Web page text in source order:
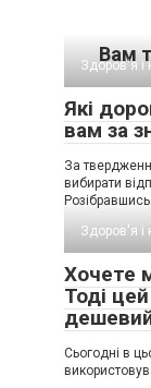
Вам
Здоров'я і
Які
вам за
За
вибирати
Здоров'я і
Хочете
Тоді
Сьогодні в